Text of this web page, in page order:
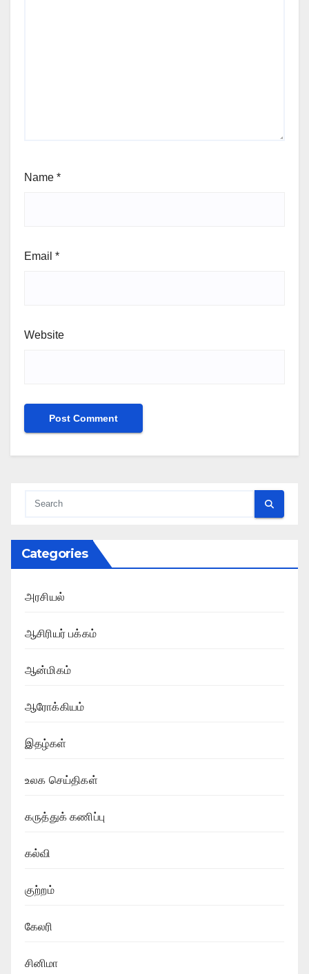
Name *
Email *
Website
Categories
அரசியல்
ஆசிரியர் பக்கம்
ஆன்மிகம்
ஆரோக்கியம்
இதழ்கள்
உலக செய்திகள்
கருத்துக் கணிப்பு
கல்வி
குற்றம்
கேலரி
சினிமா